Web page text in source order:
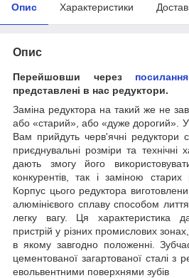
Опис Характеристики
Опис
Перейшовши через посилання
представлені в нас редуктори.
Заміна редуктора на такий же не
або «старий», або «дуже дорогий». У
Вам прийдуть черв'ячні редуктори
приєднувальні розміри та технічні
дають змогу його
конкурентів, так і заміною старих
Корпус цього редуктора
алюмінієвого сплаву способом
легку вагу. Ця характеристика
пристрій у різних промислових
в якому завгодно положенні.
цементованої загартованої сталі з
евольвентними поверхнями зубів